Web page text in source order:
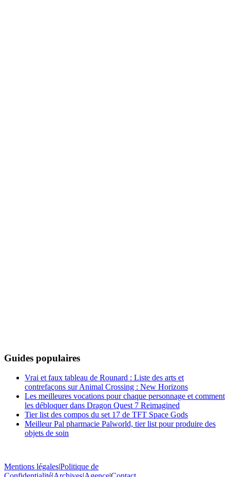
Guides populaires
Vrai et faux tableau de Rounard : Liste des arts et
contrefaçons sur Animal Crossing : New Horizons
Les meilleures vocations pour chaque personnage et comment
les débloquer dans Dragon Quest 7 Reimagined
Tier list des compos du set 17 de TFT Space Gods
Meilleur Pal pharmacie Palworld, tier list pour produire des
objets de soin
Mentions légalesPolitique de